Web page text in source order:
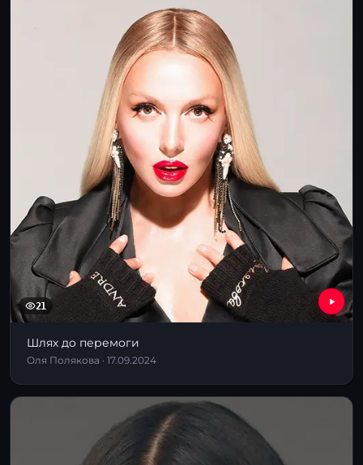
21
Шлях до перемоги
Оля Полякова · 17.09.2024